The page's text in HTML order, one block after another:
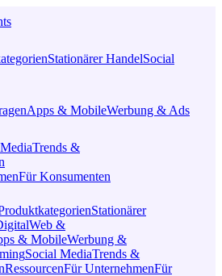
Stationärer HandelSocial
Apps & MobileWerbung & Ads
Trends &
Für Konsumenten
Stationärer
Web &
& MobileWerbung &
Social MediaTrends &
RessourcenFür UnternehmenFür